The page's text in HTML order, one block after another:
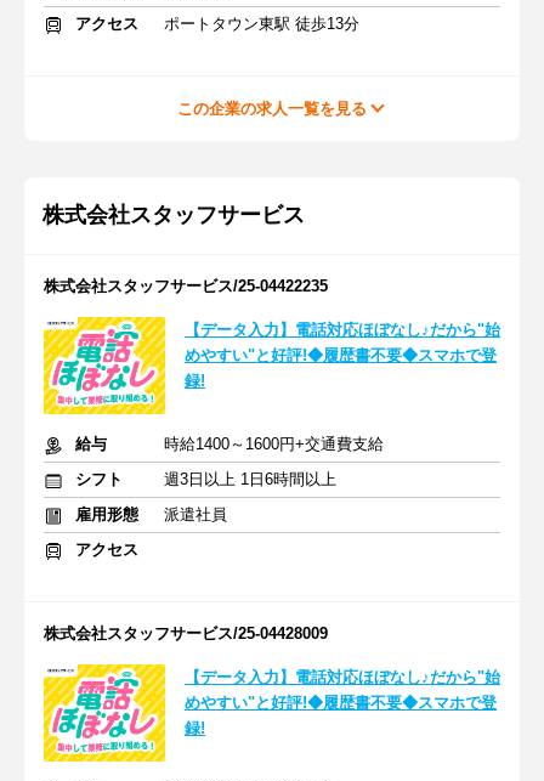
アクセス
ポートタウン東駅 徒歩13分
この企業の求人一覧を見る
株式会社スタッフサービス
株式会社スタッフサービス/25-04422235
【データ入力】電話対応ほぼなし♪だから"始
めやすい"と好評!◆履歴書不要◆スマホで登
録!
給与
時給1400～1600円+交通費支給
シフト
週3日以上 1日6時間以上
雇用形態
派遣社員
アクセス
株式会社スタッフサービス/25-04428009
【データ入力】電話対応ほぼなし♪だから"始
めやすい"と好評!◆履歴書不要◆スマホで登
録!